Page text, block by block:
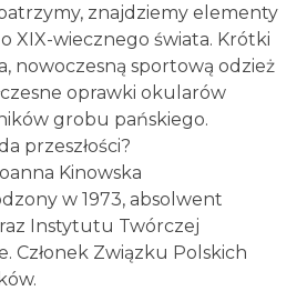
znajdziemy elementy
XIX-wiecznego świata. Krótki
nowoczesną sportową odzież
oprawki okularów
grobu pańskiego.
przeszłości?
Kinowska
w 1973, absolwent
Instytutu Twórczej
Członek Związku Polskich